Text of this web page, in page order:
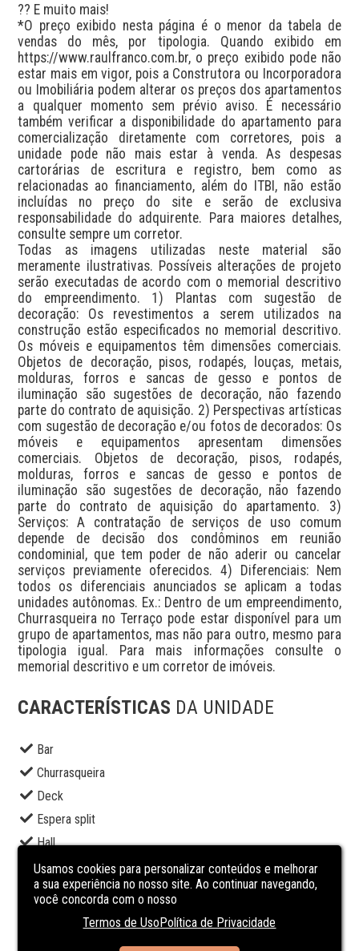
?? E muito mais!
*O preço exibido nesta página é o menor da tabela de
vendas do mês, por tipologia. Quando exibido em
https://www.raulfranco.com.br, o preço exibido pode não
estar mais em vigor, pois a Construtora ou Incorporadora
ou Imobiliária podem alterar os preços dos apartamentos
a qualquer momento sem prévio aviso. É necessário
também verificar a disponibilidade do apartamento para
comercialização diretamente com corretores, pois a
unidade pode não mais estar à venda. As despesas
cartorárias de escritura e registro, bem como as
relacionadas ao financiamento, além do ITBI, não estão
incluídas no preço do site e serão de exclusiva
responsabilidade do adquirente. Para maiores detalhes,
consulte sempre um corretor.
Todas as imagens utilizadas neste material são
meramente ilustrativas. Possíveis alterações de projeto
serão executadas de acordo com o memorial descritivo
do empreendimento. 1) Plantas com sugestão de
decoração: Os revestimentos a serem utilizados na
construção estão especificados no memorial descritivo.
Os móveis e equipamentos têm dimensões comerciais.
Objetos de decoração, pisos, rodapés, louças, metais,
molduras, forros e sancas de gesso e pontos de
iluminação são sugestões de decoração, não fazendo
parte do contrato de aquisição. 2) Perspectivas artísticas
com sugestão de decoração e/ou fotos de decorados: Os
móveis e equipamentos apresentam dimensões
comerciais. Objetos de decoração, pisos, rodapés,
molduras, forros e sancas de gesso e pontos de
iluminação são sugestões de decoração, não fazendo
parte do contrato de aquisição do apartamento. 3)
Serviços: A contratação de serviços de uso comum
depende de decisão dos condôminos em reunião
condominial, que tem poder de não aderir ou cancelar
serviços previamente oferecidos. 4) Diferenciais: Nem
todos os diferenciais anunciados se aplicam a todas
unidades autônomas. Ex.: Dentro de um empreendimento,
Churrasqueira no Terraço pode estar disponível para um
grupo de apartamentos, mas não para outro, mesmo para
tipologia igual. Para mais informações consulte o
memorial descritivo e um corretor de imóveis.
CARACTERÍSTICAS DA UNIDADE
Bar
Churrasqueira
Deck
Espera split
Hall
Hidrometro Individual
Interfone
Usamos cookies para personalizar conteúdos e melhorar
a sua experiência no nosso site. Ao continuar navegando,
você concorda com o nosso
Termos de UsoPolítica de Privacidade